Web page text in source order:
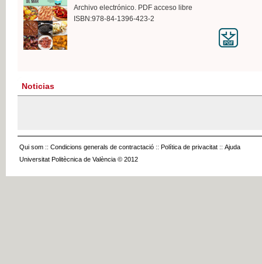
Archivo electrónico. PDF acceso libre
ISBN:978-84-1396-423-2
Noticias
Qui som :: Condicions generals de contractació :: Política de privacitat :: Ajuda
Universitat Politècnica de València © 2012